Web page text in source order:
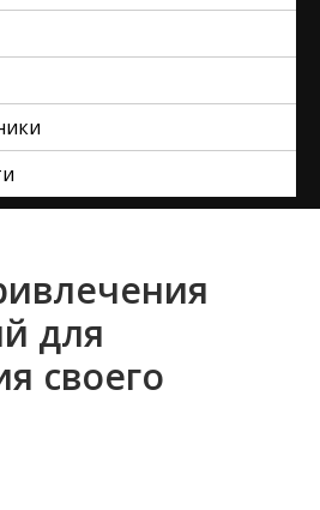
для
своего